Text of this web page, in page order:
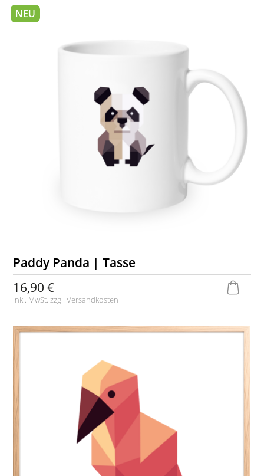
Paddy Panda | Tasse
16,90 €
inkl. MwSt. zzgl.Versandkosten
NEU